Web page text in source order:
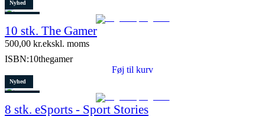
Nyhed
5 stk. tilbage
10 stk. The Gamer
500,00 kr.ekskl. moms
ISBN:10thegamer
Føj til kurv
Nyhed
6 stk. tilbage
8 stk. eSports - Sport Stories